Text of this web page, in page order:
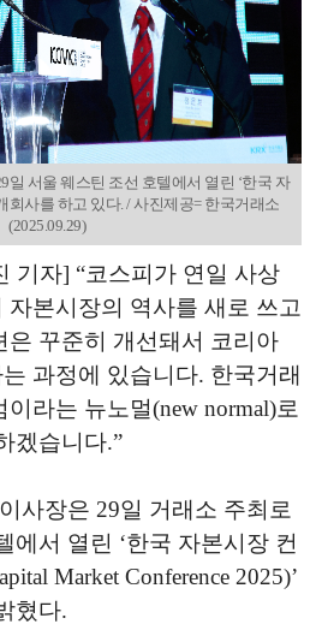
서울 웨스틴 조선 호텔에서 열린 ‘한국 자
회사를 하고 있다. / 사진제공= 한국거래소
(2025.09.29)
기자] “코스피가 연일 사상
본시장의 역사를 새로 쓰고
은 꾸준히 개선돼서 코리아
과정에 있습니다. 한국거래
라는 뉴노멀(new normal)로
겠습니다.”
사장은 29일 거래소 주최로
에서 열린 ‘한국 자본시장 컨
Market Conference 2025)’
혔다.